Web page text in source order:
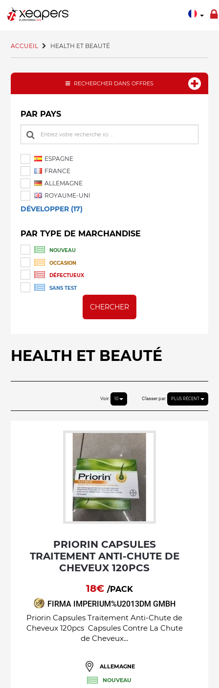
ACCUEIL HEALTH ET BEAUTÉ
RECHERCHER DANS OFFRES
PAR PAYS
ESPAGNE
FRANCE
ALLEMAGNE
ROYAUME-UNI
DÉVELOPPER (17)
PAR TYPE DE MARCHANDISE
NOUVEAU
OCCASION
DÉFECTUEUX
SANS TEST
CHERCHER
HEALTH ET BEAUTÉ
Classer par: PLUS RÉCENT
Voir: 10
PRIORIN CAPSULES
TRAITEMENT ANTI-CHUTE DE
CHEVEUX 120PCS
18€ /PACK
FIRMA IMPERIUM%U2013DM GMBH
Priorin Capsules Traitement Anti-Chute de
Cheveux 120pcs Capsules Contre La Chute
de Cheveux...
ALLEMAGNE
NOUVEAU